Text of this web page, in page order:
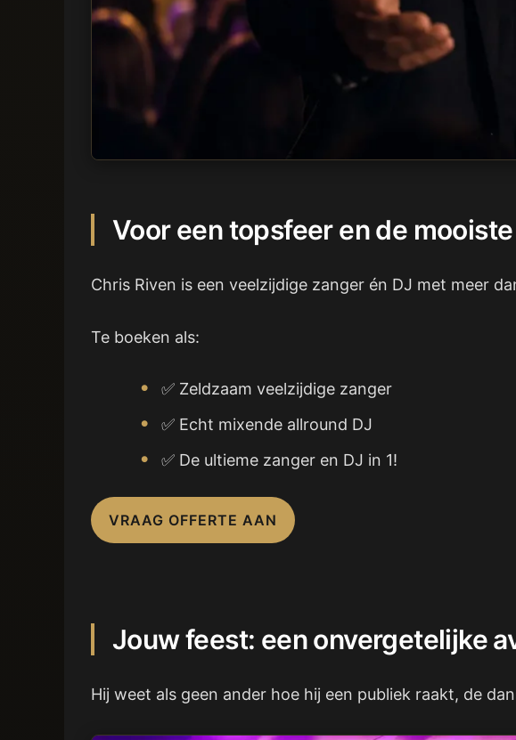
Voor een topsfeer en de
Chris Riven is een veelzijdige zanger én DJ met meer
Te boeken als:
✅ Zeldzaam veelzijdige zanger
✅ Echt mixende allround DJ
✅ De ultieme zanger en DJ in 1!
VRAAG OFFERTE AAN
Jouw feest: een onvergetelijke
Hij weet als geen ander hoe hij een publiek raakt, de